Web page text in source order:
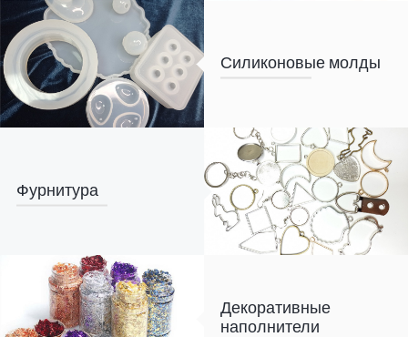
Силиконовые молды
Фурнитура
Декоративные
наполнители